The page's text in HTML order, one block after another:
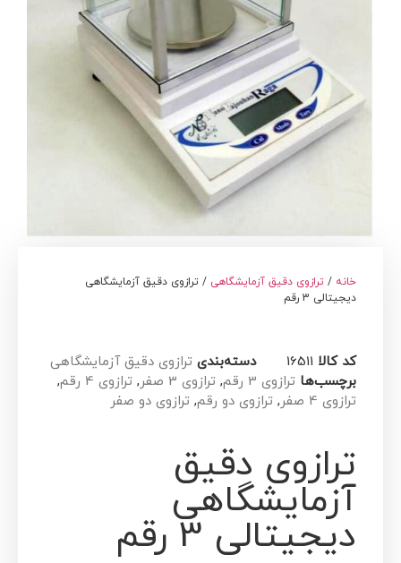
خانه / ترازوی دقیق آزمایشگاهی / ترازوی دقیق آزمایشگاهی
دیجیتالی 3 رقم
کد کالا 16511 دسته‌بندی ترازوی دقیق آزمایشگاهی
برچسب‌ها ترازوی 3 رقم , ترازوی 3 صفر , ترازوی 4 رقم
,
ترازوی 4 صفر
, ترازوی دو رقم, ترازوی دو صفر
ترازوی دقیق
آزمایشگاهی
دیجیتالی 3 رقم